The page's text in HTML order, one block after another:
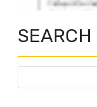
SEARCH